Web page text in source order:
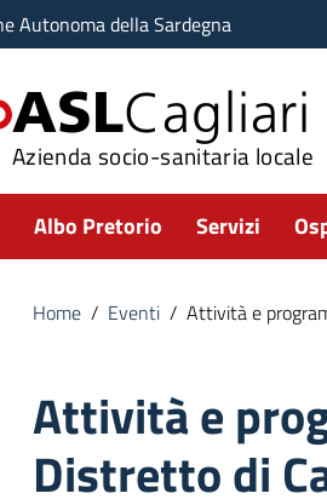
Autonoma della Sardegna
ASLCagliari
Azienda socio-sanitaria locale
Albo Pretorio Servizi
Home / Eventi / Attività e
Attività e
Distretto di